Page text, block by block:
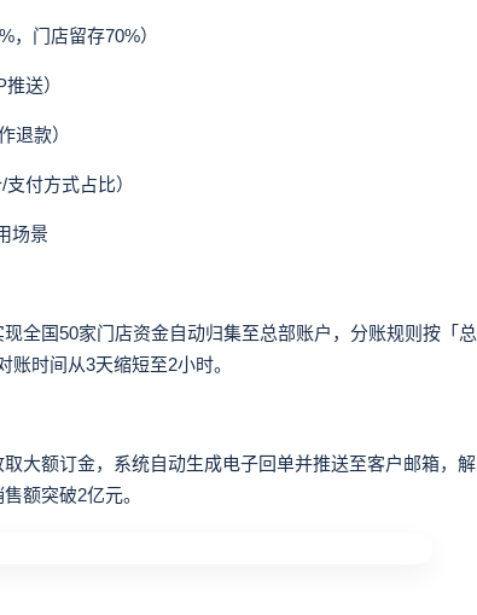
门店留存70%）
送）
款）
付方式占比）
场景
国50家门店资金自动归集至总部账户，分账规则按「总
时间从3天缩短至2小时。
额订金，系统自动生成电子回单并推送至客户邮箱，解
额突破2亿元。